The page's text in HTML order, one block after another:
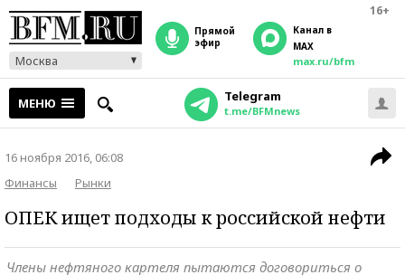
16+
Москва
прямой
эфир
Канал в
MAX
max.ru/bfm
МЕНЮ Telegram
t.me/BFMnews
16 ноября 2016, 06:08
Финансы
Рынки
ОПЕК ищет подходы к российской нефти
Члены нефтяного картеля пытаются договориться о